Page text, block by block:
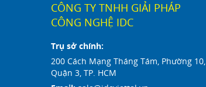
CÔNG TY TNHH GIẢI PHÁP
CÔNG NGHỆ IDC
Trụ sở chính:
200 Cách Mạng Tháng Tám, Phường 10,
Quận 3, TP. HCM